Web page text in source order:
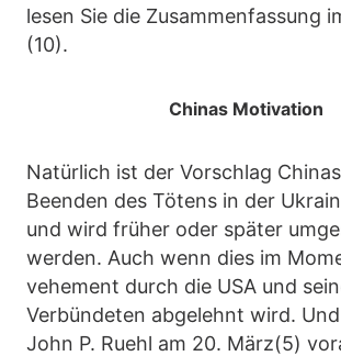
lesen Sie die Zusammenfassung
(10).
Chinas Motivation
Natürlich ist der Vorschlag
Beenden des Tötens in der
und wird früher oder später
werden. Auch wenn dies im
vehement durch die USA und
Verbündeten abgelehnt wird.
John P. Ruehl am 20. März(5)